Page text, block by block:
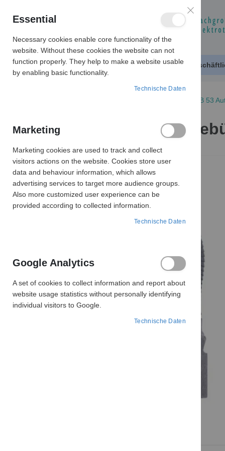
Produktkatalog
B 53
B 53 Autokohle
Zum
Ende
der
Bildergalerie
springen
Essential
Necessary cookies enable core functionality of the
website. Without these cookies the website can not
function properly. They help to make a website usable
by enabling basic functionality.
Technische Daten
Marketing
Marketing cookies are used to track and collect
visitors actions on the website. Cookies store user
data and behaviour information, which allows
advertising services to target more audience groups.
Also more customized user experience can be
provided according to collected information.
Technische Daten
Google Analytics
A set of cookies to collect information and report about
website usage statistics without personally identifying
individual visitors to Google.
Technische Daten